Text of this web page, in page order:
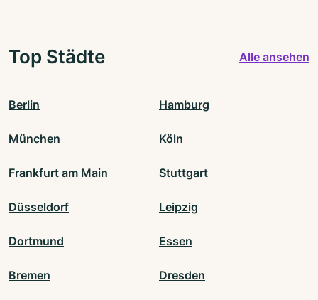
Top Städte Alle ansehen
Berlin Hamburg
München Köln
Frankfurt am Main Stuttgart
Düsseldorf Leipzig
Dortmund Essen
Bremen Dresden